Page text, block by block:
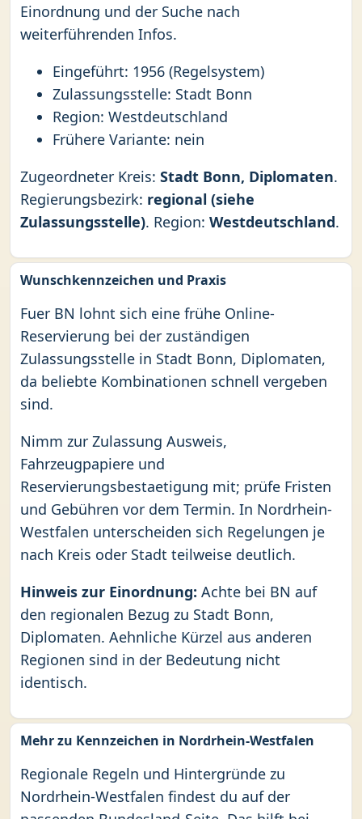
Einordnung und der Suche nach
weiterführenden Infos.
Eingeführt: 1956 (Regelsystem)
Zulassungsstelle: Stadt Bonn
Region: Westdeutschland
Frühere Variante: nein
Zugeordneter Kreis: Stadt Bonn, Diplomaten.
Regierungsbezirk: regional (siehe
Zulassungsstelle). Region: Westdeutschland.
Wunschkennzeichen und Praxis
Fuer BN lohnt sich eine frühe Online-
Reservierung bei der zuständigen
Zulassungsstelle in Stadt Bonn, Diplomaten,
da beliebte Kombinationen schnell vergeben
sind.
Nimm zur Zulassung Ausweis,
Fahrzeugpapiere und
Reservierungsbestaetigung mit; prüfe Fristen
und Gebühren vor dem Termin. In Nordrhein-
Westfalen unterscheiden sich Regelungen je
nach Kreis oder Stadt teilweise deutlich.
Hinweis zur Einordnung: Achte bei BN auf
den regionalen Bezug zu Stadt Bonn,
Diplomaten. Aehnliche Kürzel aus anderen
Regionen sind in der Bedeutung nicht
identisch.
Mehr zu Kennzeichen in Nordrhein-Westfalen
Regionale Regeln und Hintergründe zu
Nordrhein-Westfalen findest du auf der